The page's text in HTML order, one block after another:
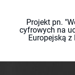
Projekt pn.
cyfrowych na
Europejską